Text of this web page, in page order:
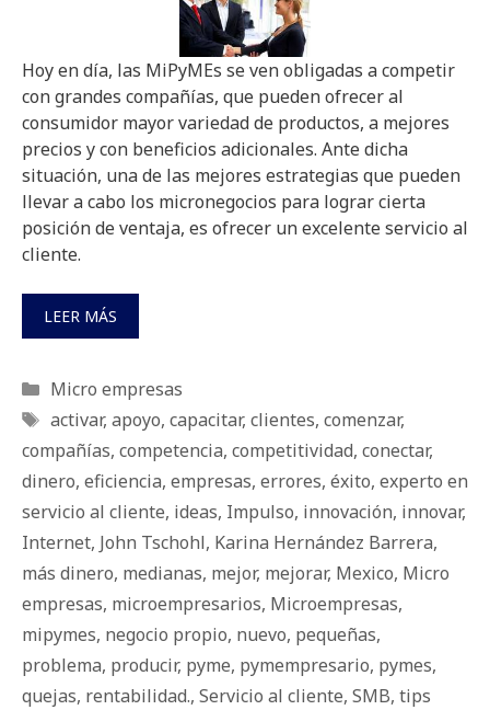
Hoy en día, las MiPyMEs se ven obligadas a competir
con grandes compañías, que pueden ofrecer al
consumidor mayor variedad de productos, a mejores
precios y con beneficios adicionales. Ante dicha
situación, una de las mejores estrategias que pueden
llevar a cabo los micronegocios para lograr cierta
posición de ventaja, es ofrecer un excelente servicio al
cliente.
LEER MÁS
Categorías
Micro empresas
Etiquetas
activar, apoyo, capacitar, clientes, comenzar,
compañías, competencia, competitividad, conectar,
dinero, eficiencia, empresas, errores, éxito, experto en
servicio al cliente, ideas, Impulso, innovación, innovar,
Internet, John Tschohl, Karina Hernández Barrera,
más dinero, medianas, mejor, mejorar, Mexico, Micro
empresas, microempresarios, Microempresas,
mipymes, negocio propio, nuevo, pequeñas,
problema, producir, pyme, pymempresario, pymes,
quejas, rentabilidad., Servicio al cliente, SMB, tips